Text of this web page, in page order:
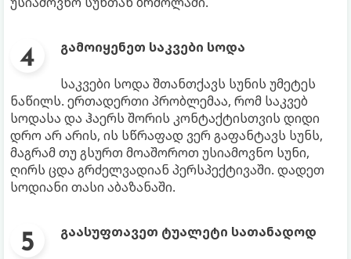
გამოიყენეთ საკვები სოდა
საკვები სოდა შთანთქავს სუნის უმეტეს
ნაწილს. ერთადერთი პრობლემაა, რომ საკვებ
სოდასა და ჰაერს შორის კონტაქტისთვის დიდი
დრო არ არის, ის სწრაფად ვერ გაფანტავს სუნს,
მაგრამ თუ გსურთ მოაშოროთ უსიამოვნო სუნი,
ღირს ცდა გრძელვადიან პერსპექტივაში. დადეთ
სოდიანი თასი აბაზანაში.
გაასუფთავეთ ტუალეტი სათანადოდ